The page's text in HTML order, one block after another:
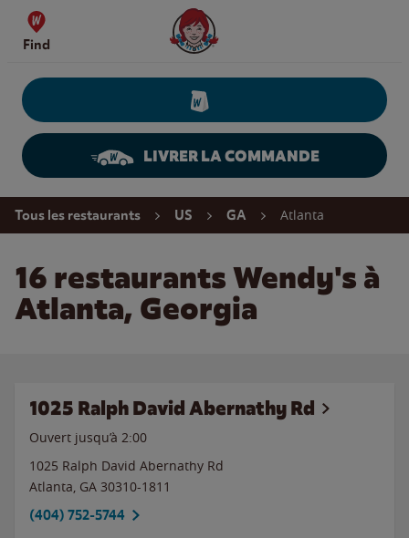
Skip to content
Find
Wendy's Website Home
LIVRER LA COMMANDE
Return to Nav
Tous les restaurants US GA Atlanta
16 restaurants Wendy's à
Atlanta, Georgia
1025 Ralph David Abernathy Rd
Ouvert jusqu’à 2:00
1025 Ralph David Abernathy Rd
Atlanta, GA 30310-1811
(404) 752-5744